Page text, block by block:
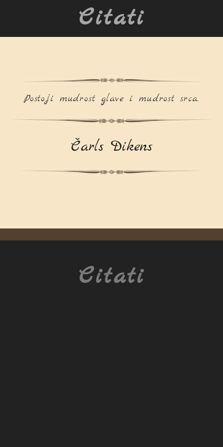
Citati
Postoji mudrost glave i mudrost srca.
Čarls Dikens
Citati